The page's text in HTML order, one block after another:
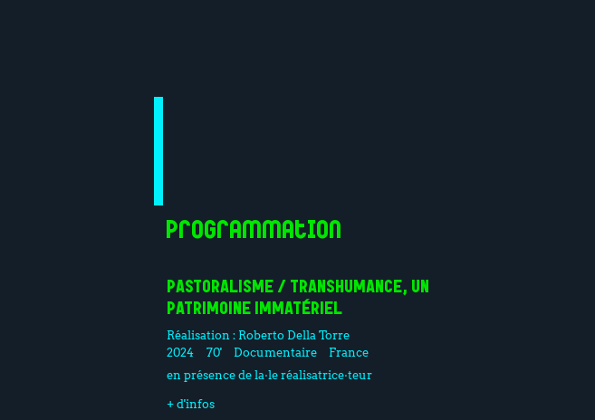
Programmation
PASTORALISME / TRANSHUMANCE, UN
PATRIMOINE IMMATÉRIEL
Réalisation : Roberto Della Torre
2024
70' Documentaire
France
en présence de la·le réalisatrice·teur
+ d'infos